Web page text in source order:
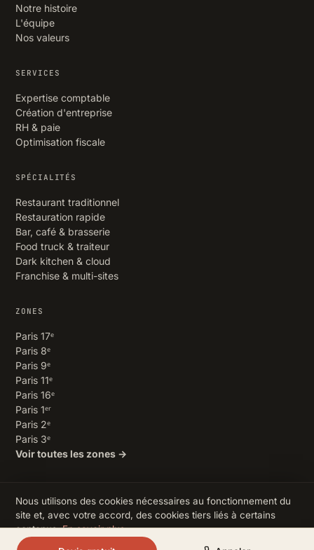
Notre histoire
L'équipe
Nos valeurs
SERVICES
Expertise comptable
Création d'entreprise
RH & paie
Optimisation fiscale
SPÉCIALITÉS
Restaurant traditionnel
Restauration rapide
Bar, café & brasserie
Food truck & traiteur
Dark kitchen & cloud
Franchise & multi-sites
ZONES
Paris 17ᵉ
Paris 8ᵉ
Paris 9ᵉ
Paris 11ᵉ
Paris 16ᵉ
Paris 1ᵉʳ
Paris 2ᵉ
Paris 3ᵉ
Voir toutes les zones →
© COMPTA RESTO 2026 · INSCRIT À L'ORDRE DES EXPERTS-
COMPTABLES
Nous utilisons des cookies nécessaires au fonctionnement du
site et, avec votre accord, des cookies tiers liés à certains
contenus.En savoir plus.